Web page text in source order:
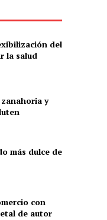
del
la salud
y
más dulce de
con
de autor